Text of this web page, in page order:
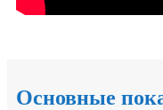
Основные